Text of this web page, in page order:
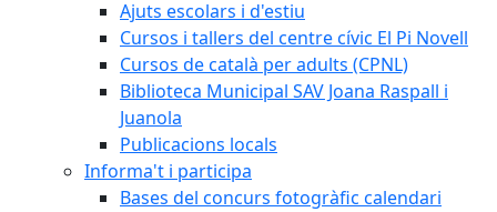
Ajuts escolars i d'estiu
Cursos i tallers del centre cívic El Pi Novell
Cursos de català per adults (CPNL)
Biblioteca Municipal SAV Joana Raspall i
Juanola
Publicacions locals
Informa't i participa
Bases del concurs fotogràfic calendari